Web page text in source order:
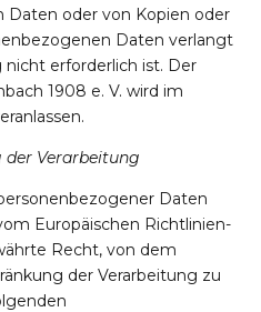
Daten oder von Kopien oder
Daten verlangt
nicht erforderlich ist. Der
1908 e. V. wird im
der Verarbeitung
Daten
Europäischen Richtlinien-
Recht, von dem
der Verarbeitung zu